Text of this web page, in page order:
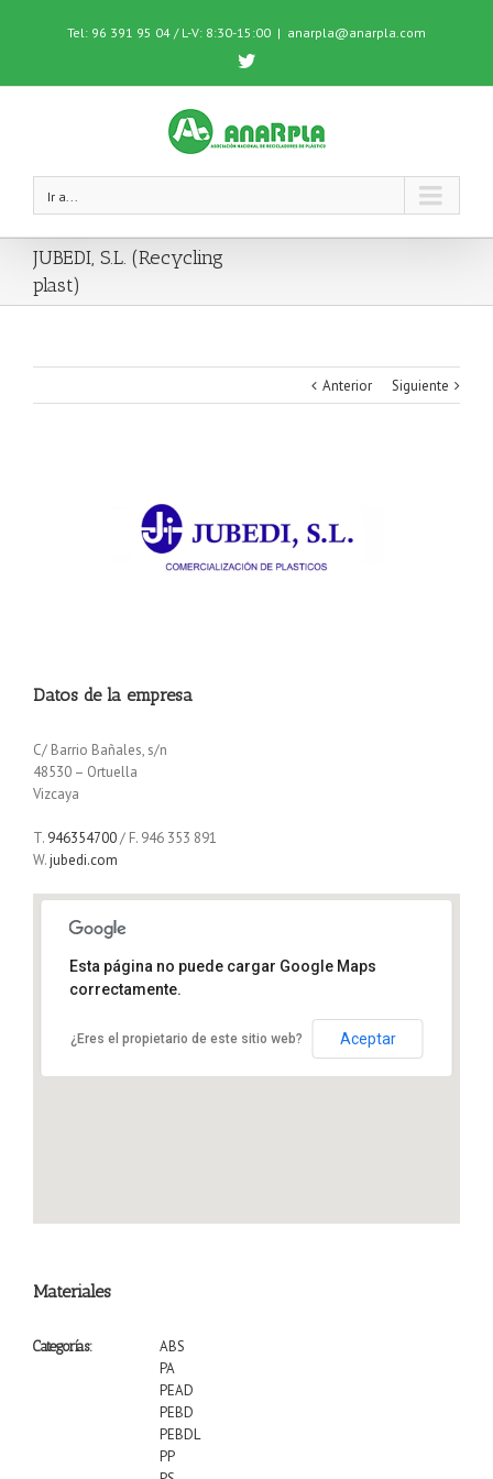
Tel: 96 391 95 04 / L-V: 8:30-15:00 | anarpla@anarpla.com
Twitter
Ir a...
JUBEDI, S.L. (Recycling
plast)
Anterior Siguiente
Datos de la empresa
C/ Barrio Bañales, s/n
48530 – Ortuella
Vizcaya
T. 946354700/ F. 946 353 891
W.jubedi.com
c/Barriobañales, s/n 48530 ORTUELLA
VIZCAYA
Esta página no puede cargar Google Maps
correctamente.
¿Eres el propietario de este sitio web? Aceptar
Materiales
Categorías:
ABS
PA
PEAD
PEBD
PEBDL
PP